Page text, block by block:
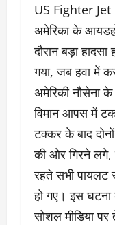
US Fighter Jet
अमेरिका के
दौरान बड़ा
गया, जब हवा में
अमेरिकी नौसेना
विमान आपस में
टक्कर के बाद
की ओर गिरने
रहते सभी पायलट
हो गए। इस घटना
सोशल मीडिया